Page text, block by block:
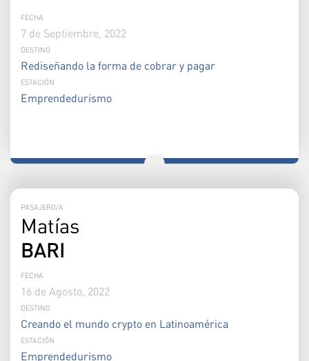
FECHA
7 de Septiembre, 2022
DESTINO
Rediseñando la forma de cobrar y pagar
ESTACIÓN
Emprendedurismo
PASAJERO/A
Matías
BARI
FECHA
16 de Agosto, 2022
DESTINO
Creando el mundo crypto en Latinoamérica
ESTACIÓN
Emprendedurismo